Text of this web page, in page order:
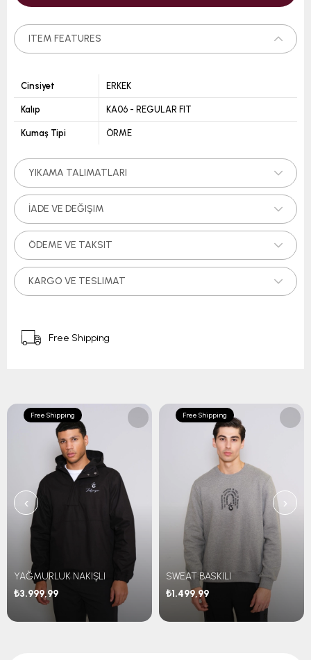
ITEM FEATURES
Cinsiyet ERKEK
Kalıp KA06 - REGULAR FIT
Kumaş Tipi ÖRME
YIKAMA TALIMATLARI
İADE VE DEĞIŞIM
ÖDEME VE TAKSIT
KARGO VE TESLIMAT
Free Shipping
YAĞMURLUK NAKIŞLI
₺3.999,99
Free Shipping
SWEAT BASKILI
₺1.499,99
Free Shipping
‹ ›